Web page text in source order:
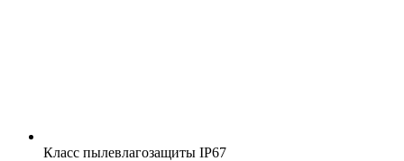
Класс пылевлагозащиты IP67